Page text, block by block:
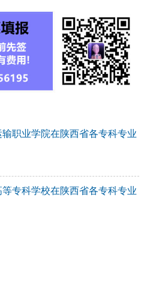
输职业学院在陕西省各专科专业
等专科学校在陕西省各专科专业